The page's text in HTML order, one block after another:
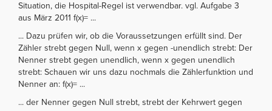
Situation, die Hospital-Regel ist verwendbar. vgl. Aufgabe 3
aus März 2011 f(x)= ...
... Dazu prüfen wir, ob die Voraussetzungen erfüllt sind. Der
Zähler strebt gegen Null, wenn x gegen -unendlich strebt: Der
Nenner strebt gegen unendlich, wenn x gegen unendlich
strebt: Schauen wir uns dazu nochmals die Zählerfunktion und
Nenner an: f(x)= ...
... der Nenner gegen Null strebt, strebt der Kehrwert gegen